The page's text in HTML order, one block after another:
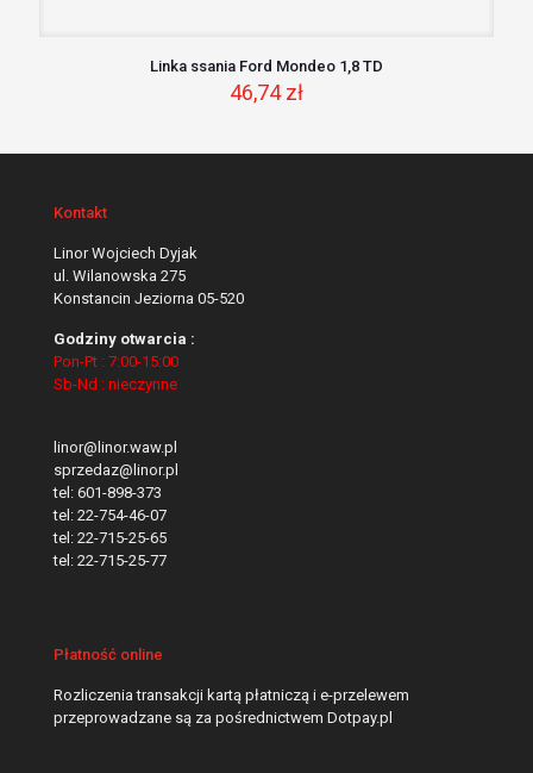
Linka ssania Ford Mondeo 1,8 TD
46,74zł
Kontakt
Linor Wojciech Dyjak
ul. Wilanowska 275
Konstancin Jeziorna 05-520
Godziny otwarcia :
Pon-Pt : 7:00-15:00
Sb-Nd : nieczynne
linor@linor.waw.pl
sprzedaz@linor.pl
tel: 601-898-373
tel: 22-754-46-07
tel: 22-715-25-65
tel: 22-715-25-77
Płatność online
Rozliczenia transakcji kartą płatniczą i e-przelewem
przeprowadzane są za pośrednictwem Dotpay.pl